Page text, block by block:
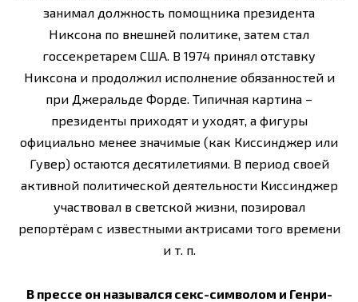
занимал должность помощника президента
Никсона по внешней политике, затем стал
госсекретарем США. В 1974 принял отставку
Никсона и продолжил исполнение обязанностей и
при Джеральде Форде. Типичная картина –
президенты приходят и уходят, а фигуры
официально менее значимые (как Киссинджер или
Гувер) остаются десятилетиями. В период своей
активной политической деятельности Киссинджер
участвовал в светской жизни, позировал
репортёрам с известными актрисами того времени
и т. п.
В прессе он назывался секс-символом и Генри-